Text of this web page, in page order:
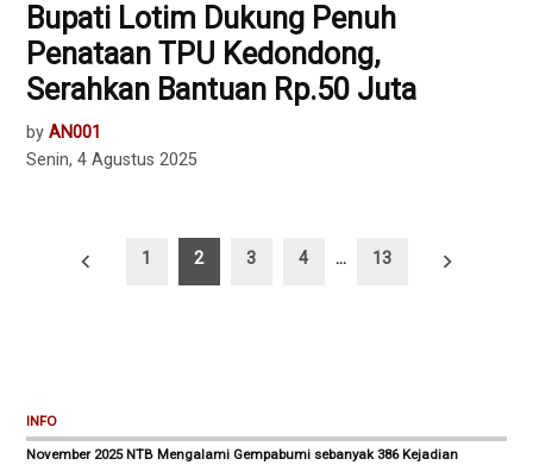
Bupati Lotim Dukung Penuh
Penataan TPU Kedondong,
Serahkan Bantuan Rp.50 Juta
by AN001
Senin, 4 Agustus 2025
Paginasi
1 2 3 4 … 13
INFO
November 2025 NTB Mengalami Gempabumi sebanyak 386 Kejadian